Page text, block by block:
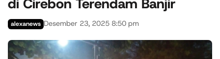
alexanews Desember 23, 2025 8:50 pm